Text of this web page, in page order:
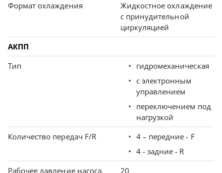
Формат охлаждения
Жидкостное охлаждение
с принудительной
циркуляцией
АКПП
Тип
гидромеханическая
с электронным
управлением
переключением под
нагрузкой
Количество передач F/R
4 – передние - F
4 - задние - R
Рабочее давление насоса,
20